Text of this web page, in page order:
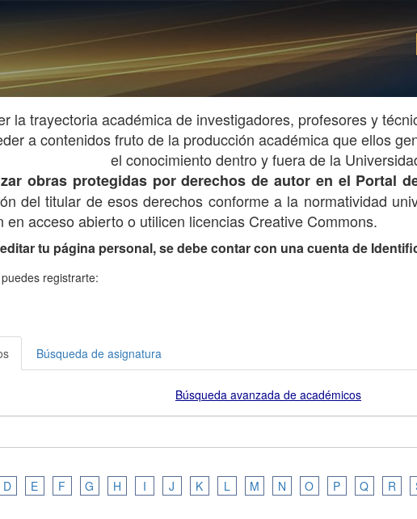
la trayectoria académica de investigadores, profesores y
a contenidos fruto de la producción académica que ellos
el conocimiento dentro y fuera de la
obras protegidas por derechos de autor en el Portal
del titular de esos derechos conforme a la normatividad
en acceso abierto o utilicen licencias Creative Commons.
tu página personal, se debe contar con una cuenta de
registrarte:
Búsqueda de asignatura
D E F G H I J K L M N O P Q R